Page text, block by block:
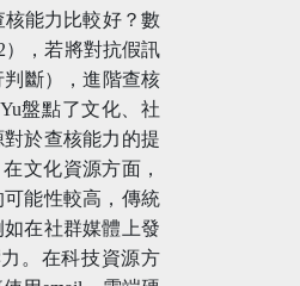
核能力比較好？數
），若將對抗假訊
斷），進階查核
盤點了文化、社
於查核能力的提
文化資源方面，
能性較高，傳統
在社群媒體上發
。在科技資源方